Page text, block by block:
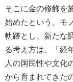
そこに金の修飾を
始めたという。モ
軌跡とし、新たな
る考え方は、「経
人の国民性や文化
から育まれてきた